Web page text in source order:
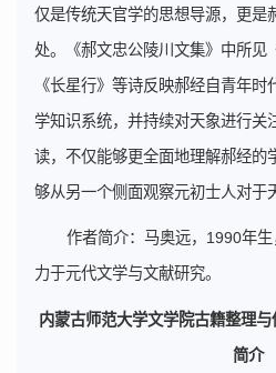
仅是传统天官学的思想导源，更是
处。《郝文忠公陵川文集》中所见
《长星行》等诗反映郝经自青年
学知识系统，并持续对天象进行关
读，不仅能够更全面地理解郝经的
够从另一个侧面观察元初士人对于
作者简介：马奥远，1990年
力于元代文学与文献研究。
内蒙古师范大学文学院古籍整理
简介